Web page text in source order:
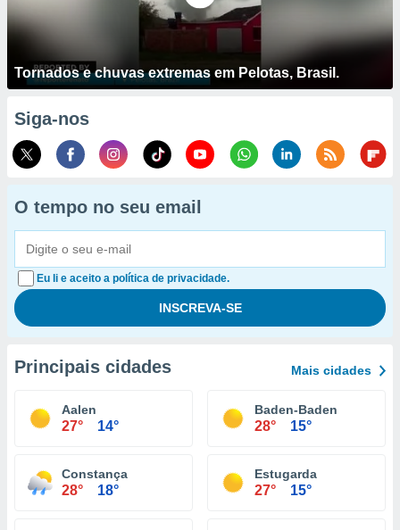
Tornados e chuvas extremas em Pelotas, Brasil.
Siga-nos
O tempo no seu email
Eu li e aceito a política de privacidade.
Principais cidades Mais cidades
Aalen
27° 14°
Baden-Baden
28° 15°
Constança
28° 18°
Estugarda
27° 15°